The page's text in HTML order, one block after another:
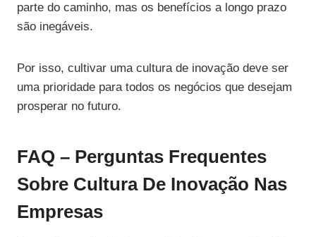
parte do caminho, mas os benefícios a longo prazo
são inegáveis.
Por isso, cultivar uma cultura de inovação deve ser
uma prioridade para todos os negócios que desejam
prosperar no futuro.
FAQ – Perguntas Frequentes
Sobre Cultura De Inovação Nas
Empresas